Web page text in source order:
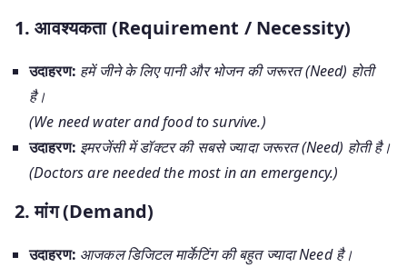
1. आवश्यकता (Requirement / Necessity)
उदाहरण: हमें जीने के लिए पानी और भोजन की जरूरत (Need) होती
है।
(We need water and food to survive.)
उदाहरण: इमरजेंसी में डॉक्टर की सबसे ज्यादा जरूरत (Need) होती है।
(Doctors are needed the most in an emergency.)
2. मांग (Demand)
उदाहरण: आजकल डिजिटल मार्केटिंग की बहुत ज्यादा Need है।